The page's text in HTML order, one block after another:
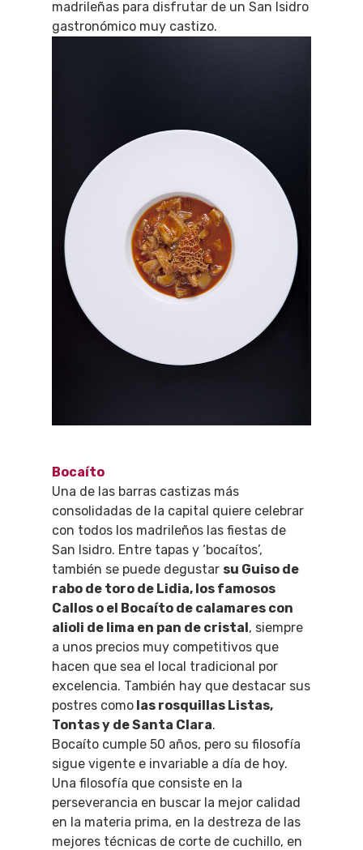
madrileñas para disfrutar de un San Isidro
gastronómico muy castizo.
Bocaíto
Una de las barras castizas más
consolidadas de la capital quiere celebrar
con todos los madrileños las fiestas de
San Isidro. Entre tapas y ‘bocaítos’,
también se puede degustar su Guiso de
rabo de toro de Lidia, los famosos
Callos o el Bocaíto de calamares con
alioli de lima en pan de cristal, siempre
a unos precios muy competitivos que
hacen que sea el local tradicional por
excelencia. También hay que destacar sus
postres como las rosquillas Listas,
Tontas y de Santa Clara.
Bocaíto cumple 50 años, pero su filosofía
sigue vigente e invariable a día de hoy.
Una filosofía que consiste en la
perseverancia en buscar la mejor calidad
en la materia prima, en la destreza de las
mejores técnicas de corte de cuchillo, en